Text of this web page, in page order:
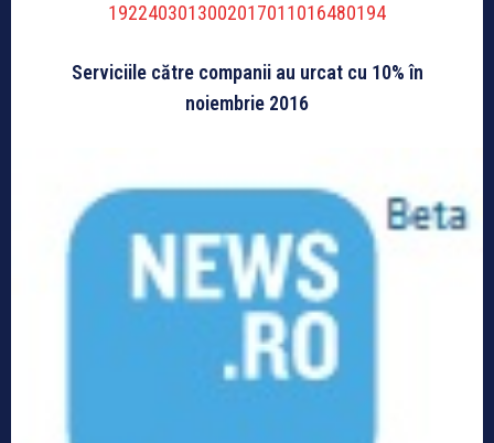
1922403013002017011016480194
Serviciile către companii au urcat cu 10% în
noiembrie 2016